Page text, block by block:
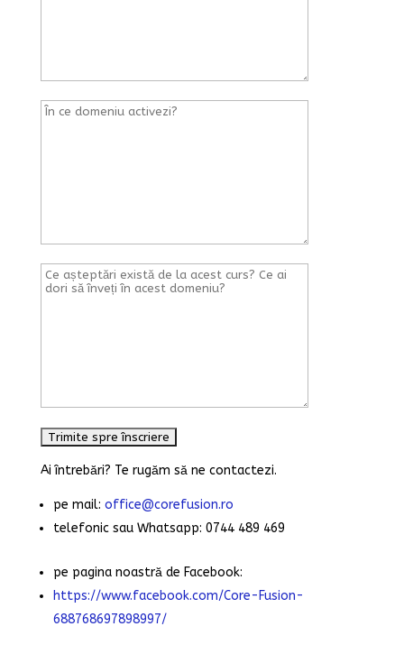
Ai întrebări? Te rugăm să ne contactezi.
pe mail: office@corefusion.ro
telefonic sau Whatsapp: 0744 489 469
pe pagina noastră de Facebook:
https://www.facebook.com/Core-Fusion-
688768697898997/